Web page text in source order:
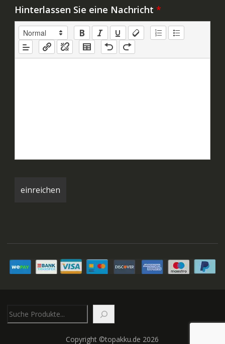
Hinterlassen Sie eine Nachricht *
Copyright ©topakku.de 2026